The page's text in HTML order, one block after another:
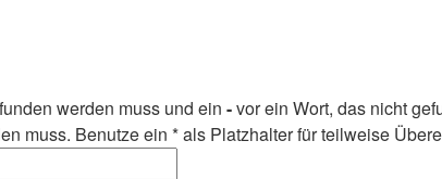
werden muss und ein -vor ein Wort, das nicht
muss. Benutze ein * als Platzhalter für teilweise